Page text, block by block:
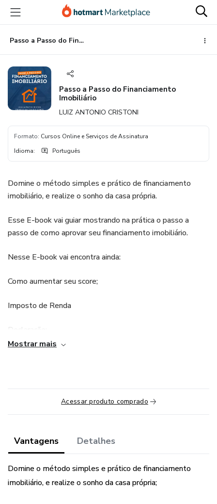
para
conteúdo
principal
para
pagamento
para
rodapé
Passo a Passo do Financiamento Imobiliário
Passo a Passo do Financiamento
Imobiliário
LUIZ ANTONIO CRISTONI
Formato: Cursos Online e Serviços de Assinatura
Idioma: Português
Domine o método simples e prático de financiamento
imobiliário, e realize o sonho da casa própria.
Esse E-book vai guiar mostrando na prática o passo a
passo de como aprovar seu financiamento imobiliário.
Nesse E-book vai encontra ainda:
Como aumentar seu score;
Imposto de Renda
Declaração;
Mostrar mais
Acessar produto comprado
Vantagens Detalhes
Domine o método simples e prático de financiamento
imobiliário, e realize o sonho da casa própria;